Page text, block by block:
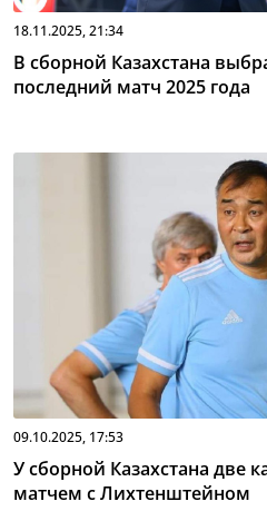
18.11.2025, 21:34
В сборной Казахстана
последний матч 2025 года
09.10.2025, 17:53
У сборной Казахстана две
матчем с Лихтенштейном